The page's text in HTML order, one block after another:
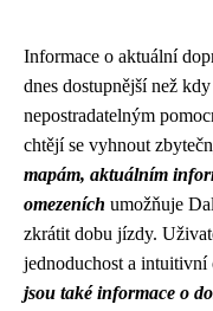
Informace o aktuální
dnes dostupnější než
nepostradatelným
chtějí se vyhnout
mapám, aktuálním
omezeních umožňuje
zkrátit dobu jízdy.
jednoduchost a intuitivní
jsou také informace o